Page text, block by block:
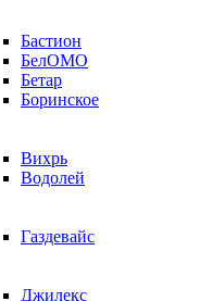
Бастион
БелОМО
Бетар
Боринское
Вихрь
Водолей
Газдевайс
Джилекс